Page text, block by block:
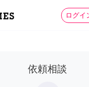
ログイ
家事
依頼相談